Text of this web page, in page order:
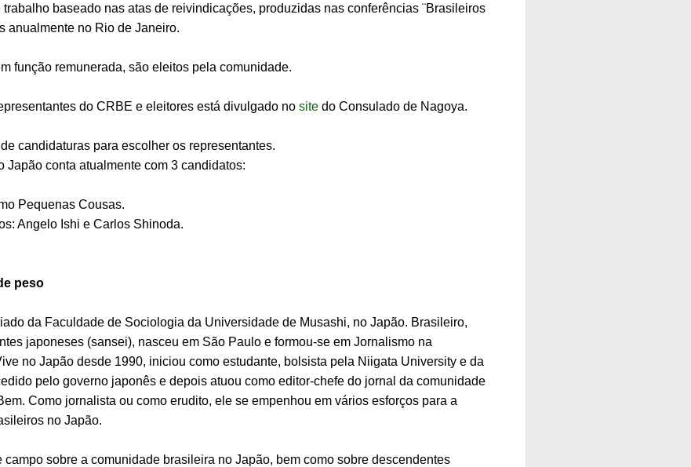
baseado nas atas de reivindicações, produzidas nas conferências ¨Brasileiros
anualmente no Rio de Janeiro.
função remunerada, são eleitos pela comunidade.
do CRBE e eleitores está divulgado no site do Consulado de Nagoya.
candidaturas para escolher os representantes.
Japão conta atualmente com 3 candidatos:
Pequenas Cousas.
Angelo Ishi e Carlos Shinoda.
peso
da Faculdade de Sociologia da Universidade de Musashi, no Japão. Brasileiro,
japoneses (sansei), nasceu em São Paulo e formou-se em Jornalismo na
no Japão desde 1990, iniciou como estudante, bolsista pela Niigata University e da
pelo governo japonês e depois atuou como editor-chefe do jornal da comunidade
Como jornalista ou como erudito, ele se empenhou em vários esforços para a
no Japão.
sobre a comunidade brasileira no Japão, bem como sobre descendentes